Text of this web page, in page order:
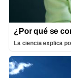
¿Por qué se
La ciencia explica